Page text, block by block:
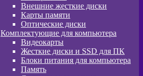
Внешние жесткие диски
Карты памяти
Оптические диски
Комплектующие для компьютера
Видеокарты
Жесткие диски и SSD для ПК
Блоки питания для компьютера
Память